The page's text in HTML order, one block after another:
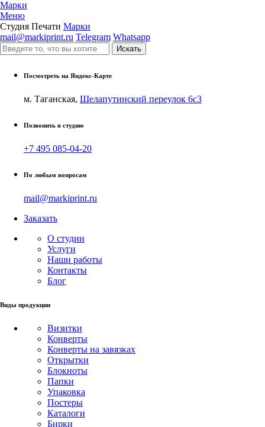
Марки
Меню
Студия Печати Марки
mail@markiprint.ru Telegram Whatsapp
Посмотреть на Яндекс-Карте
м. Таганская, Шелапутинский переулок 6с3
Позвонить в студию
+7 495 085-04-20
По любым вопросам
mail@markiprint.ru
Заказать
О студии
Услуги
Наши работы
Контакты
Блог
Виды продукции
Визитки
Конверты
Конверты на завязках
Открытки
Блокноты
Папки
Упаковка
Постеры
Каталоги
Бирки